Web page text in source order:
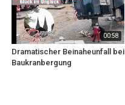
00:58
Dramatischer Beinaheunfall bei
Baukranbergung